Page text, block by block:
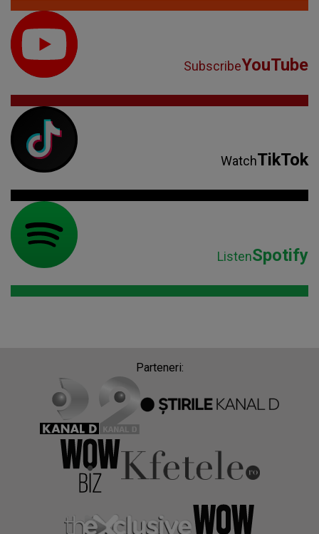
SubscribeYouTube
WatchTikTok
ListenSpotify
Parteneri: